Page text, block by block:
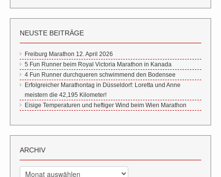
NEUSTE BEITRÄGE
Freiburg Marathon 12. April 2026
5 Fun Runner beim Royal Victoria Marathon in Kanada
4 Fun Runner durchqueren schwimmend den Bodensee
Erfolgreicher Marathontag in Düsseldorf: Loretta und Anne
meistern die 42,195 Kilometer!
Eisige Temperaturen und heftiger Wind beim Wien Marathon
ARCHIV
Archiv